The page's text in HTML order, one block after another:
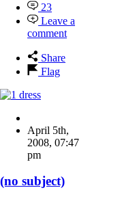
23
Leave a
comment
Share
Flag
April 5th,
2008, 07:47
pm
(no subject)